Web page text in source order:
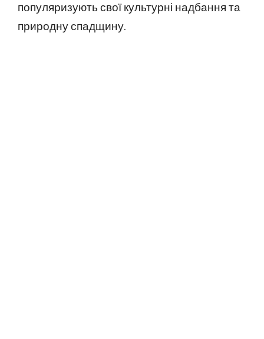
популяризують свої культурні надбання та
природну спадщину.